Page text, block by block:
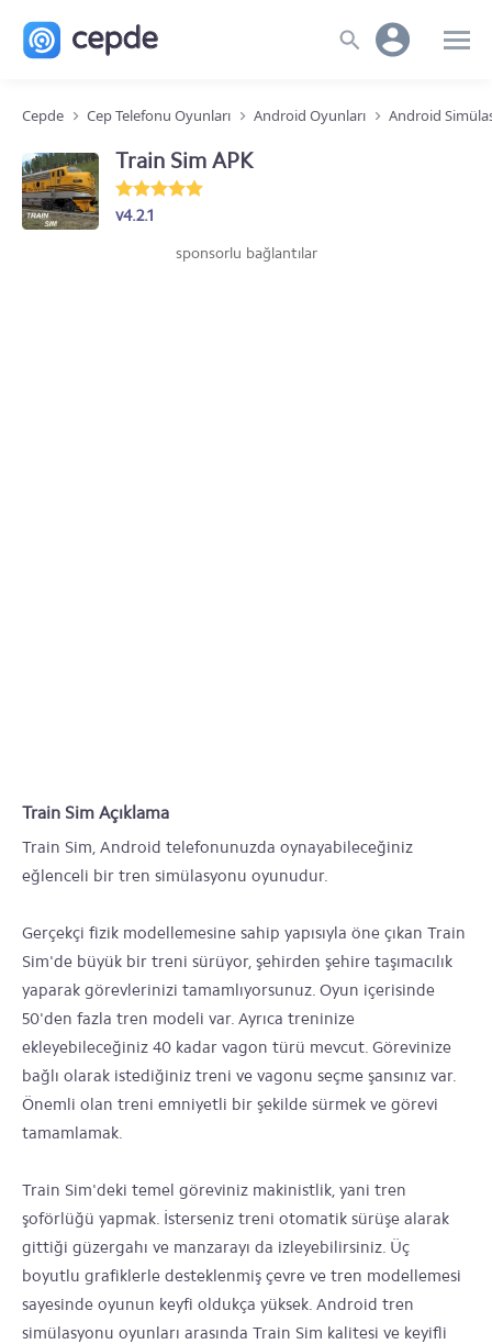
Cepde Cep Telefonu Oyunları Android Oyunları Android
Train Sim APK
v4.2.1
sponsorlu bağlantılar
Train Sim Açıklama
Train Sim, Android telefonunuzda oynayabileceğiniz
eğlenceli bir tren simülasyonu oyunudur.
Gerçekçi fizik modellemesine sahip yapısıyla öne çıkan Train
Sim'de büyük bir treni sürüyor, şehirden şehire taşımacılık
yaparak görevlerinizi tamamlıyorsunuz. Oyun içerisinde
50'den fazla tren modeli var. Ayrıca treninize
ekleyebileceğiniz 40 kadar vagon türü mevcut. Görevinize
bağlı olarak istediğiniz treni ve vagonu seçme şansınız var.
Önemli olan treni emniyetli bir şekilde sürmek ve görevi
tamamlamak.
Train Sim'deki temel göreviniz makinistlik, yani tren
şoförlüğü yapmak. İsterseniz treni otomatik sürüşe alarak
gittiği güzergahı ve manzarayı da izleyebilirsiniz. Üç
boyutlu grafiklerle desteklenmiş çevre ve tren modellemesi
sayesinde oyunun keyfi oldukça yüksek. Android tren
simülasyonu oyunları arasında Train Sim kalitesi ve keyifli